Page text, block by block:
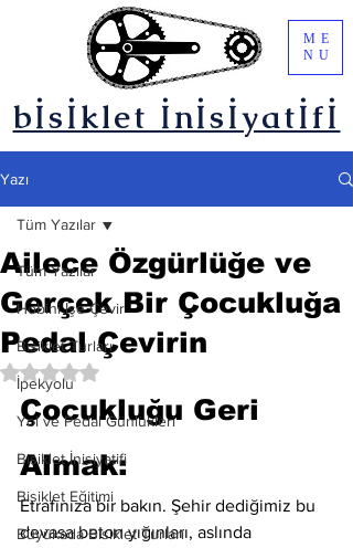
bİsİklet İnİsİyatİfİ
ME
NU
Yazı
Tüm Yazılar
Hobini İşe Çevir
Bisiklet Turları
İpekyolu
Yol ve Pedal Günlükleri
Bisiklet İnisiyatifi
Bisiklet Eğitimi
Büyükada Bisiklet Turları
Tüm Yazılar
Ailece Özgürlüğe ve
Gerçek Bir Çocukluğa
Pedal Çevirin
5 üzerinden NaN yıldız
Çocukluğu Geri
Almak:
Etrafınıza bir bakın. Şehir dediğimiz bu
devasa beton yığınları, aslında